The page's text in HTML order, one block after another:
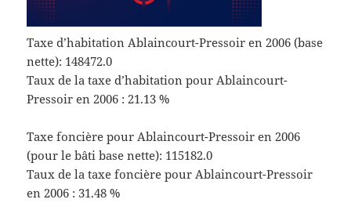
Taxe d’habitation Ablaincourt-Pressoir en 2006 (base
nette): 148472.0
Taux de la taxe d’habitation pour Ablaincourt-
Pressoir en 2006 : 21.13 %
Taxe foncière pour Ablaincourt-Pressoir en 2006
(pour le bâti base nette): 115182.0
Taux de la taxe foncière pour Ablaincourt-Pressoir
en 2006 : 31.48 %